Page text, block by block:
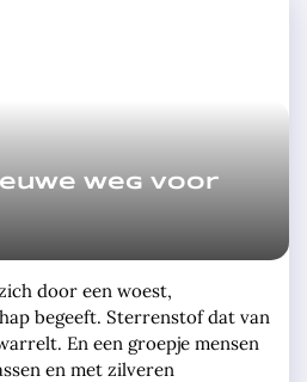
weg voor
door een woest,
begeeft. Sterrenstof dat van
En een groepje mensen
en met zilveren